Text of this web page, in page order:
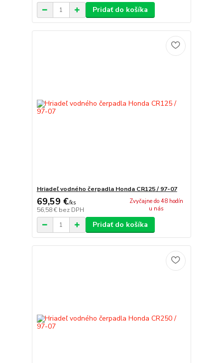
Pridať do košíka
Hriadeľ vodného čerpadla Honda CR125 / 97-07
69,59 €/ks
56,58 € bez DPH
Zvyčajne do 48 hodín
u nás
Pridať do košíka